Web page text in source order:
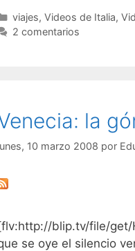
Categorías
viajes, Videos de Italia,
2 comentarios
la
10 marzo 2008 por
blip.tv/file/
se oye el silencio